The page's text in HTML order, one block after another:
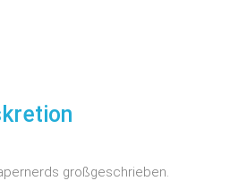
großgeschrieben.